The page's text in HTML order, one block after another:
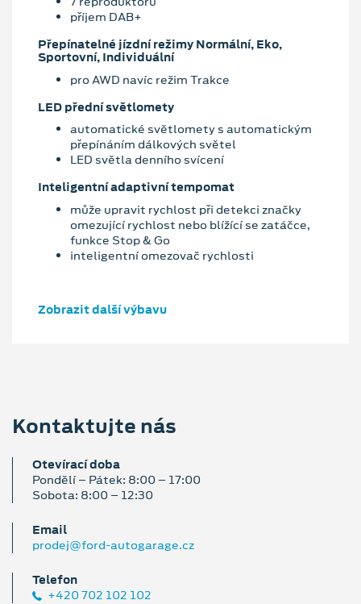
příjem DAB+
Přepínatelné jízdní režimy Normální, Eko,
Sportovní, Individuální
pro AWD navíc režim Trakce
LED přední světlomety
automatické světlomety s automatickým
přepínáním dálkových světel
LED světla denního svícení
Inteligentní adaptivní tempomat
může upravit rychlost při detekci značky
omezující rychlost nebo blížící se zatáčce,
funkce Stop & Go
inteligentní omezovač rychlosti
Zobrazit další výbavu
Kontaktujte nás
Otevírací doba
Pondělí – Pátek: 8:00 – 17:00
Sobota: 8:00 – 12:30
Email
prodej@ford-autogarage.cz
Telefon
+420 702 102 102